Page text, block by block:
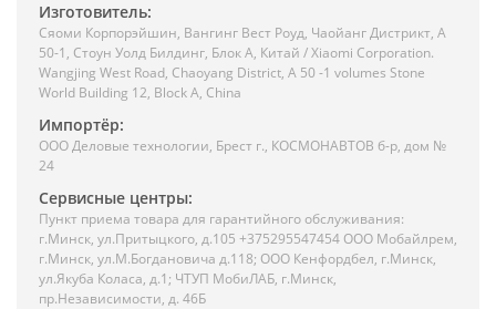
Изготовитель:
Сяоми Корпорэйшин, Вангинг Вест Роуд, Чаойанг Дистрикт, А
50-1, Стоун Уолд Билдинг, Блок А, Китай / Xiaomi Corporation.
Wangjing West Road, Chaoyang District, A 50 -1 volumes Stone
World Building 12, Block A, China
Импортёр:
ООО Деловые технологии, Брест г., КОСМОНАВТОВ б-р, дом №
24
Сервисные центры:
Пункт приема товара для гарантийного обслуживания:
г.Минск, ул.Притыцкого, д.105 +375295547454 ООО Мобайлрем,
г.Минск, ул.М.Богдановича д.118; ООО Кенфордбел, г.Минск,
ул.Якуба Коласа, д.1; ЧТУП МобиЛАБ, г.Минск,
пр.Независимости, д. 46Б